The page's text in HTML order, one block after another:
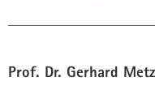
Prof. Dr. Gerhard